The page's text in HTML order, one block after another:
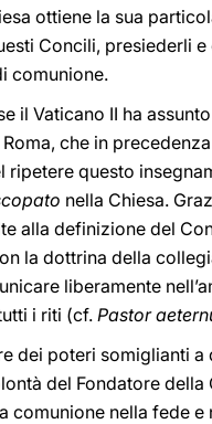
ottiene la sua
Concili, presiederli e
comunione.
il Vaticano II ha
che in
ripetere questo
nella Chiesa.
alla definizione del
la dottrina della
liberamente
i riti (cf. Pastor
dei poteri somiglianti
del Fondatore
nella fede